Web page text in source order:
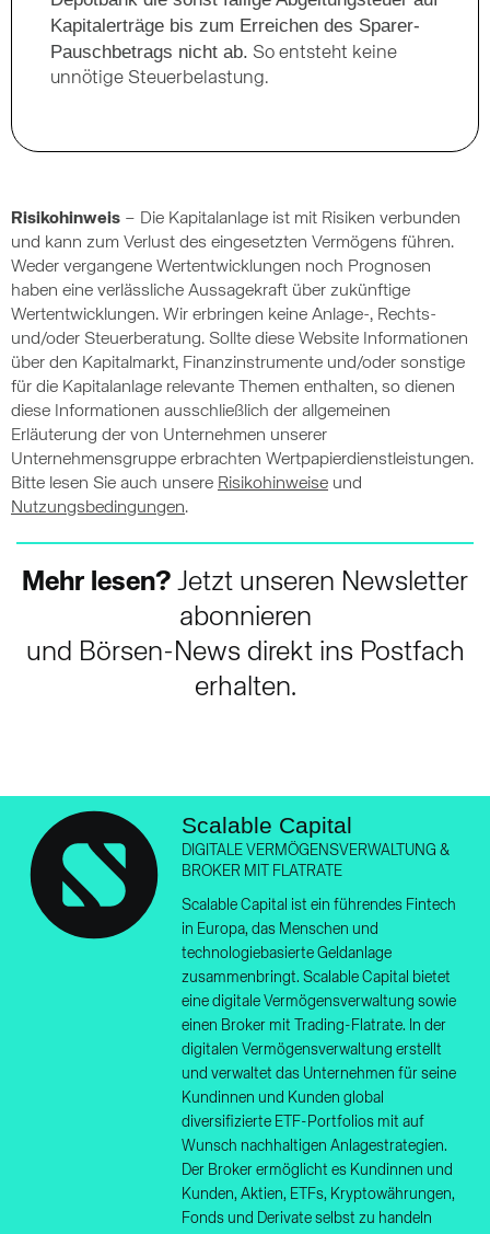
Kapitalerträge bis zum Erreichen des Sparer-
Pauschbetrags nicht ab. So entsteht keine
unnötige Steuerbelastung.
Risikohinweis – Die Kapitalanlage ist mit Risiken verbunden
und kann zum Verlust des eingesetzten Vermögens führen.
Weder vergangene Wertentwicklungen noch Prognosen
haben eine verlässliche Aussagekraft über zukünftige
Wertentwicklungen. Wir erbringen keine Anlage-, Rechts-
und/oder Steuerberatung. Sollte diese Website Informationen
über den Kapitalmarkt, Finanzinstrumente und/oder sonstige
für die Kapitalanlage relevante Themen enthalten, so dienen
diese Informationen ausschließlich der allgemeinen
Erläuterung der von Unternehmen unserer
Unternehmensgruppe erbrachten Wertpapierdienstleistungen.
Bitte lesen Sie auch unsere Risikohinweise und
Nutzungsbedingungen.
Mehr lesen? Jetzt unseren Newsletter
abonnieren
und Börsen-News direkt ins Postfach
erhalten.
Scalable Capital
DIGITALE VERMÖGENSVERWALTUNG &
BROKER MIT FLATRATE
Scalable Capital ist ein führendes Fintech
in Europa, das Menschen und
technologiebasierte Geldanlage
zusammenbringt. Scalable Capital bietet
eine digitale Vermögensverwaltung sowie
einen Broker mit Trading-Flatrate. In der
digitalen Vermögensverwaltung erstellt
und verwaltet das Unternehmen für seine
Kundinnen und Kunden global
diversifizierte ETF-Portfolios mit auf
Wunsch nachhaltigen Anlagestrategien.
Der Broker ermöglicht es Kundinnen und
Kunden, Aktien, ETFs, Kryptowährungen,
Fonds und Derivate selbst zu handeln